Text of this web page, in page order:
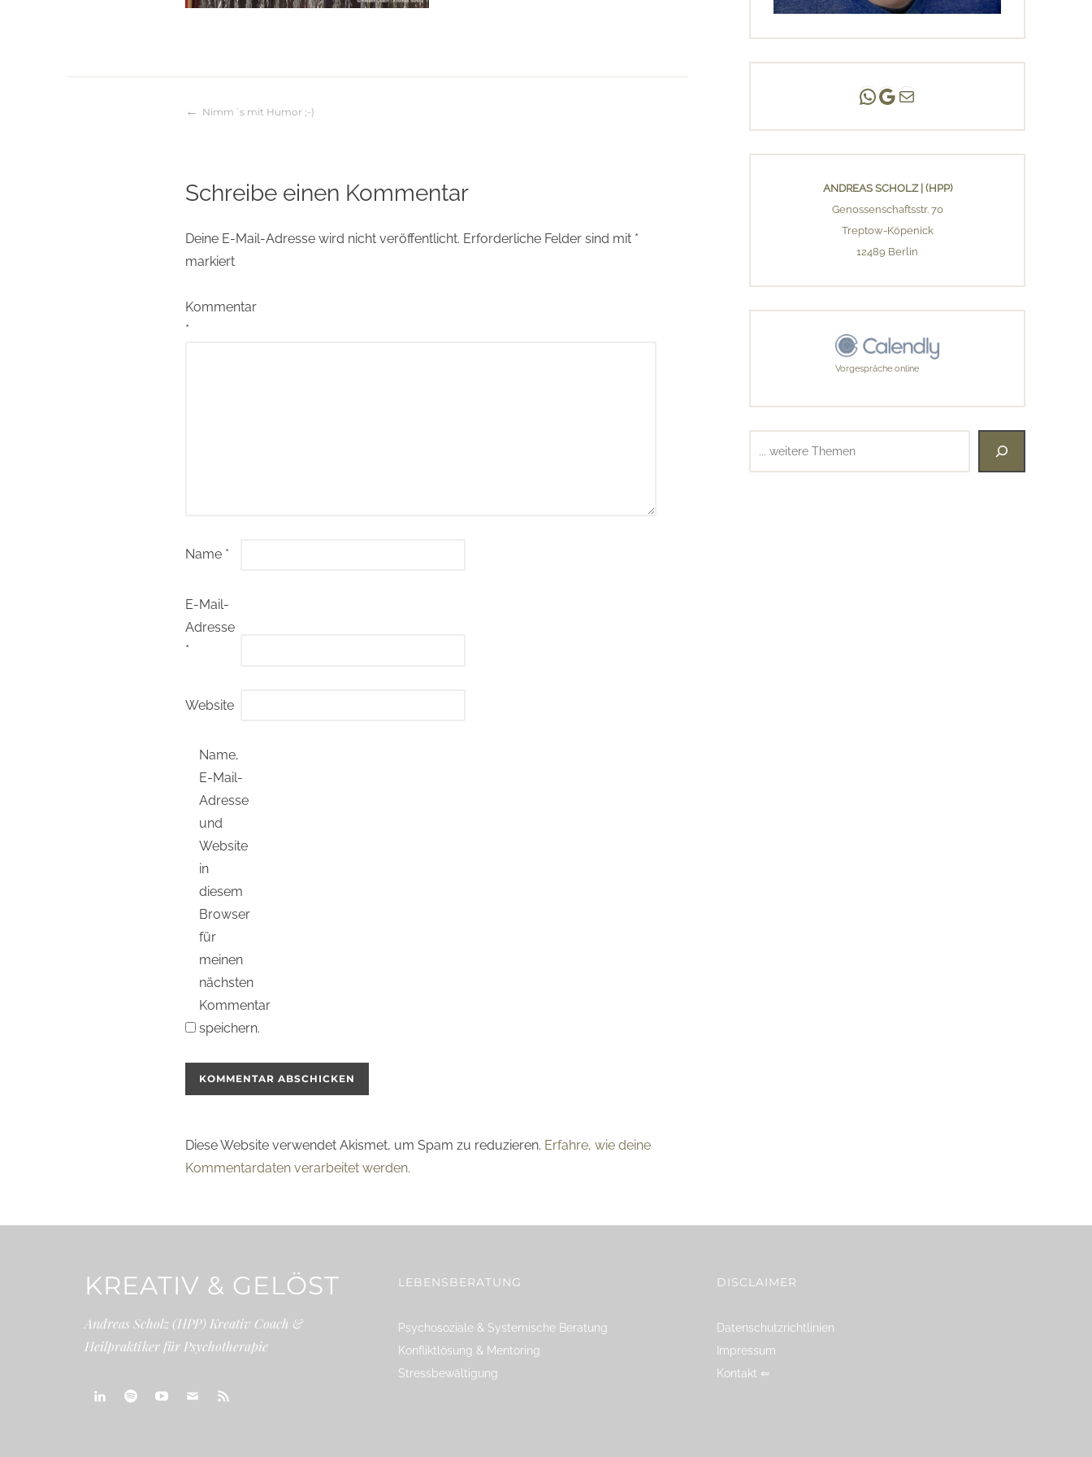
Beitragsnavigation
Nimm´s mit Humor ;-)
Schreibe einen Kommentar
Deine E-Mail-Adresse wird nicht veröffentlicht. Erforderliche Felder sind mit *
markiert
Kommentar
*
Name *
E-Mail-
Adresse
*
Website
Name,
E-Mail-
Adresse
und
Website
in
diesem
Browser
für
meinen
nächsten
Kommentar
speichern.
Diese Website verwendet Akismet, um Spam zu reduzieren. Erfahre, wie deine
Kommentardaten verarbeitet werden.
Andreas Scholz | (HPP)
Praxis Adlershof
E-Mail an mich ...
ANDREAS SCHOLZ | (HPP)
Genossenschaftsstr. 70
Treptow-Köpenick
12489 Berlin
Vorgespräche online
KREATIV & GELÖST
Andreas Scholz (HPP) Kreativ Coach &
Heilpraktiker für Psychotherapie
LEBENSBERATUNG
Psychosoziale & Systemische Beratung
Konfliktlösung & Mentoring
Stressbewältigung
DISCLAIMER
Datenschutzrichtlinien
Impressum
Kontakt ⇐